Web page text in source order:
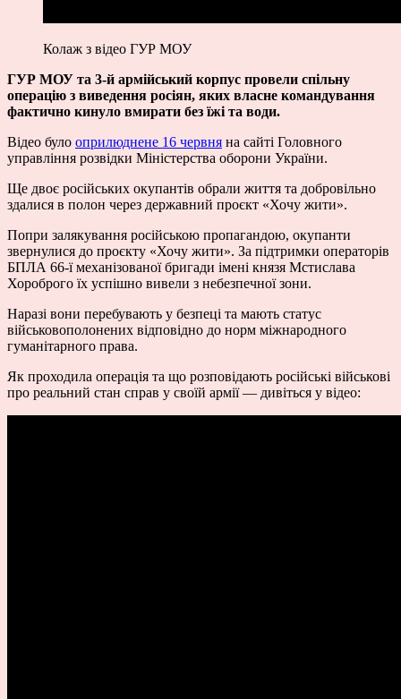
Колаж з відео ГУР МОУ
ГУР МОУ та 3-й армійський корпус провели спільну
операцію з виведення росіян, яких власне командування
фактично кинуло вмирати без їжі та води.
Відео було оприлюднене 16 червня на сайті Головного
управління розвідки Міністерства оборони України.
Ще двоє російських окупантів обрали життя та добровільно
здалися в полон через державний проєкт «Хочу жити».
Попри залякування російською пропагандою, окупанти
звернулися до проєкту «Хочу жити». За підтримки операторів
БПЛА 66-ї механізованої бригади імені князя Мстислава
Хороброго їх успішно вивели з небезпечної зони.
Наразі вони перебувають у безпеці та мають статус
військовополонених відповідно до норм міжнародного
гуманітарного права.
Як проходила операція та що розповідають російські військові
про реальний стан справ у своїй армії — дивіться у відео: